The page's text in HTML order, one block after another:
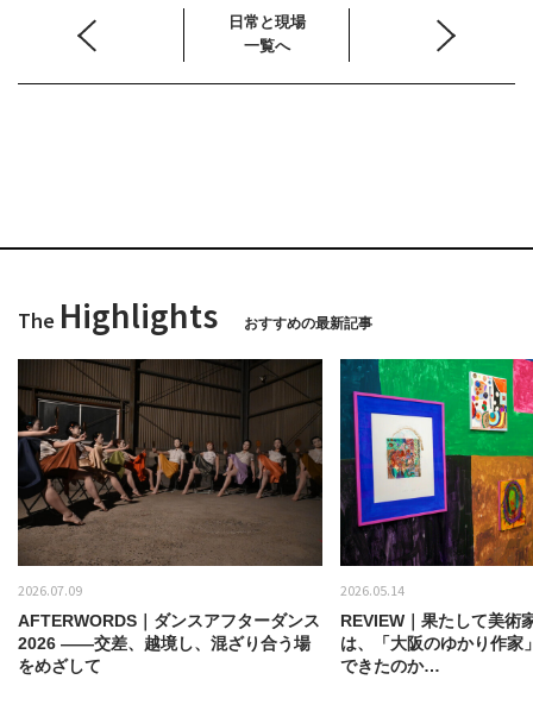
日常と現場
一覧へ
The Highlights おすすめの最新記事
2026.07.09
AFTERWORDS｜ダンスアフターダンス
2026 ——交差、越境し、混ざり合う場
をめざして
2026.05.14
REVIEW｜果たして美術
は、「大阪のゆかり作家
できたのか…